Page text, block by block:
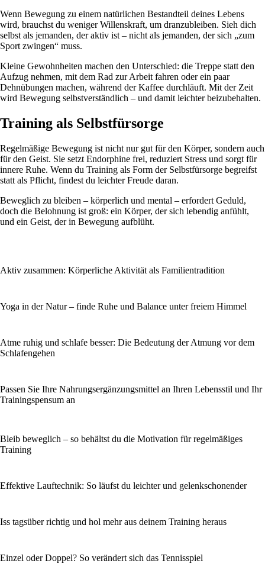
Wenn Bewegung zu einem natürlichen Bestandteil deines Lebens
wird, brauchst du weniger Willenskraft, um dranzubleiben. Sieh dich
selbst als jemanden, der aktiv ist – nicht als jemanden, der sich „zum
Sport zwingen“ muss.
Kleine Gewohnheiten machen den Unterschied: die Treppe statt den
Aufzug nehmen, mit dem Rad zur Arbeit fahren oder ein paar
Dehnübungen machen, während der Kaffee durchläuft. Mit der Zeit
wird Bewegung selbstverständlich – und damit leichter beizubehalten.
Training als Selbstfürsorge
Regelmäßige Bewegung ist nicht nur gut für den Körper, sondern auch
für den Geist. Sie setzt Endorphine frei, reduziert Stress und sorgt für
innere Ruhe. Wenn du Training als Form der Selbstfürsorge begreifst
statt als Pflicht, findest du leichter Freude daran.
Beweglich zu bleiben – körperlich und mental – erfordert Geduld,
doch die Belohnung ist groß: ein Körper, der sich lebendig anfühlt,
und ein Geist, der in Bewegung aufblüht.
Aktiv zusammen: Körperliche Aktivität als Familientradition
Yoga in der Natur – finde Ruhe und Balance unter freiem Himmel
Atme ruhig und schlafe besser: Die Bedeutung der Atmung vor dem
Schlafengehen
Passen Sie Ihre Nahrungsergänzungsmittel an Ihren Lebensstil und Ihr
Trainingspensum an
Bleib beweglich – so behältst du die Motivation für regelmäßiges
Training
Effektive Lauftechnik: So läufst du leichter und gelenkschonender
Iss tagsüber richtig und hol mehr aus deinem Training heraus
Einzel oder Doppel? So verändert sich das Tennisspiel